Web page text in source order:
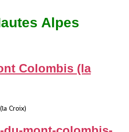
Alpes
Croix)